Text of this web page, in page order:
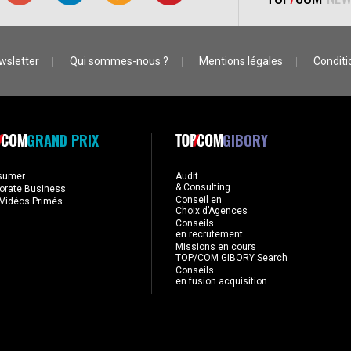
Qui sommes-nous ? Mentions légales
GRAND PRIX
Business
Primés
GIBORY
Audit
& Consulting
Conseil en
Choix d’Agences
Conseils
en recrutement
Missions en cours
TOP/COM GIBORY Search
Conseils
en fusion acquisition